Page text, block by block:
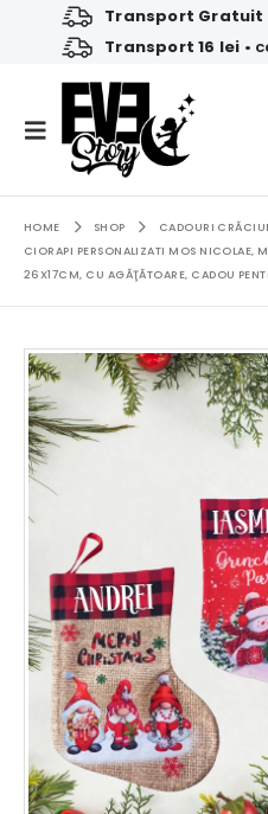
Transport Gratuit
Transport 16 lei •
HOME SHOP CADOURI
CIORAPI PERSONALIZATI MOS NICOLAE,
26X17CM, CU AGĂŢĂTOARE, CADOU